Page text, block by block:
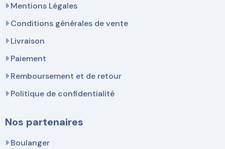
Mentions Légales
Conditions générales de vente
Livraison
Paiement
Remboursement et de retour
Politique de confidentialité
Nos partenaires
Boulanger